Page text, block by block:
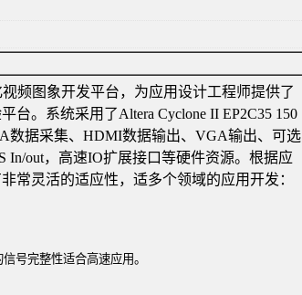
频图象开发平台，为应用设计工程师提供了
台。系统采用了Altera Cyclone II EP2C35 150
数据采集、 HDMI数据输出、 VGA输出、可选
In/out，高速IO扩展接口等硬件资源。根据应
常灵活的适应性，适多个领域的应用开发：
信号完整性适合高速应用。